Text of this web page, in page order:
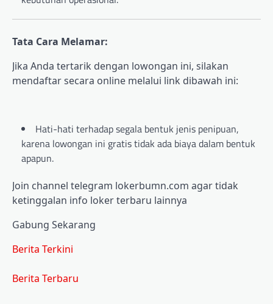
Tata Cara Melamar:
Jika Anda tertarik dengan lowongan ini, silakan
mendaftar secara online melalui link dibawah ini:
Hati-hati terhadap segala bentuk jenis penipuan,
karena lowongan ini gratis tidak ada biaya dalam bentuk
apapun.
Join channel telegram lokerbumn.com agar tidak
ketinggalan info loker terbaru lainnya
Gabung Sekarang
Berita Terkini
Berita Terbaru